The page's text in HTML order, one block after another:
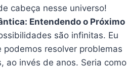
cabeça nesse universo!
Entendendo o Próximo
são infinitas. Eu
resolver problemas
ao invés de anos. Seria como